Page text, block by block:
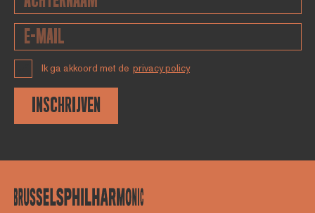
Ik ga akkoord met de privacy policy
INSCHRIJVEN